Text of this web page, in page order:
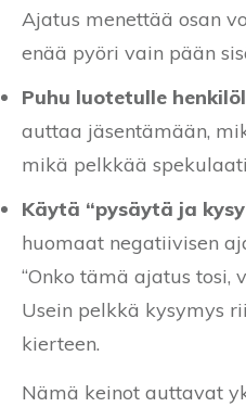
Ajatus menettää osan
enää pyöri vain pään
Puhu luotetulle
auttaa jäsentämään,
mikä pelkkää
Käytä “pysäytä ja
huomaat negatiivisen
“Onko tämä ajatus tosi,
Usein pelkkä kysymys
kierteen.
Nämä keinot auttavat